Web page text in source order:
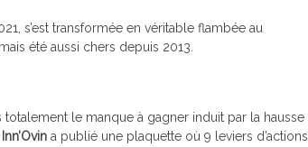
s’est transformée en véritable flambée au
été aussi chers depuis 2013.
le manque à gagner induit par la hausse
Inn’Ovin a publié une plaquette où 9 leviers d’actions